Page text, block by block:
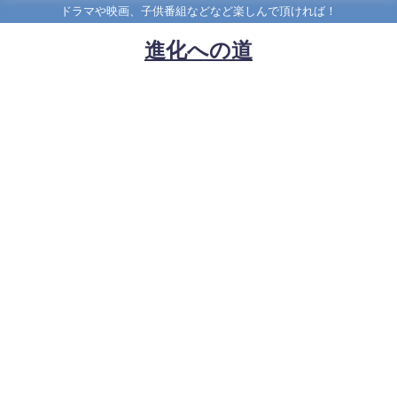
ドラマや映画、子供番組などなど楽しんで頂ければ！
進化への道